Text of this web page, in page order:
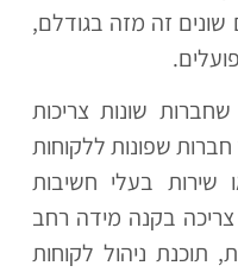
שונים זה מזה בגודלם,
שונות צריכות
שפונות ללקוחות
שירות בעלי חשיבות
צריכה בקנה מידה רחב
תוכנת ניהול לקוחות